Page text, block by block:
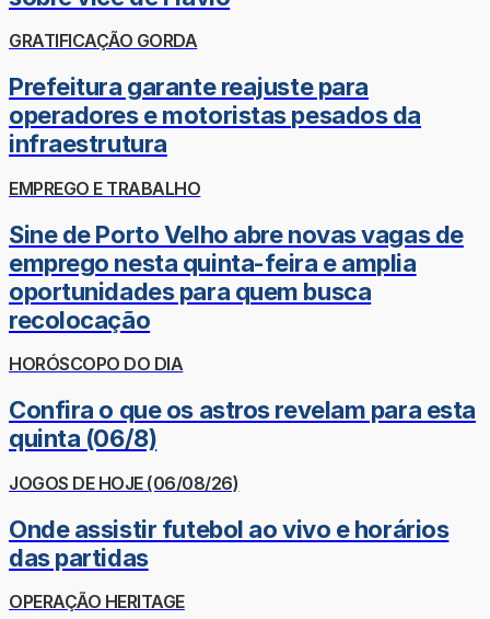
GRATIFICAÇÃO GORDA
Prefeitura garante reajuste para
operadores e motoristas pesados da
infraestrutura
EMPREGO E TRABALHO
Sine de Porto Velho abre novas vagas de
emprego nesta quinta-feira e amplia
oportunidades para quem busca
recolocação
HORÓSCOPO DO DIA
Confira o que os astros revelam para esta
quinta (06/8)
JOGOS DE HOJE (06/08/26)
Onde assistir futebol ao vivo e horários
das partidas
OPERAÇÃO HERITAGE